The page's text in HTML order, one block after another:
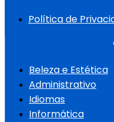
Política de
Beleza e Estética
Administrativo
Idiomas
Informática